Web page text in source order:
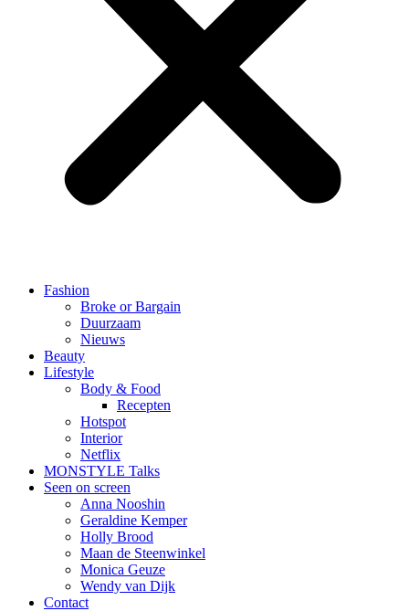
Fashion
Broke or Bargain
Duurzaam
Nieuws
Beauty
Lifestyle
Body & Food
Recepten
Hotspot
Interior
Netflix
MONSTYLE Talks
Seen on screen
Anna Nooshin
Geraldine Kemper
Holly Brood
Maan de Steenwinkel
Monica Geuze
Wendy van Dijk
Contact